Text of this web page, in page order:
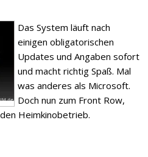
Das System läuft nach
einigen obligatorischen
Updates und Angaben sofort
und macht richtig Spaß. Mal
was anderes als Microsoft.
Doch nun zum Front Row,
Heimkinobetrieb.